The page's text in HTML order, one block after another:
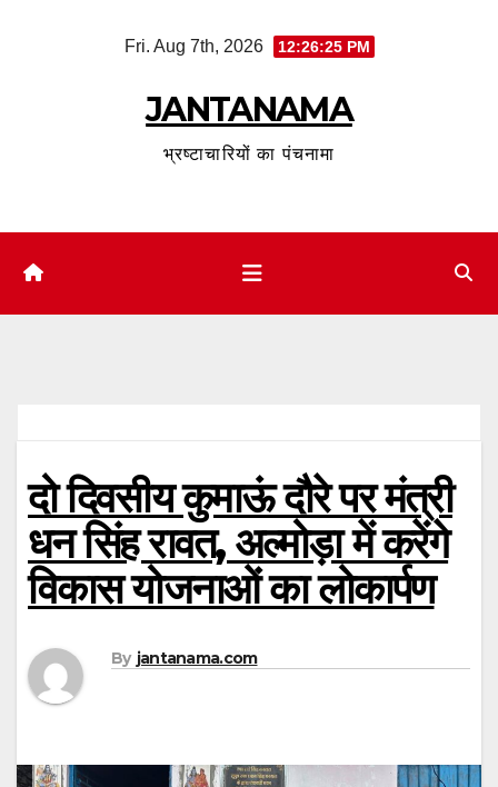
Fri. Aug 7th, 2026 12:26:26 PM
JANTANAMA
भ्रष्टाचारियों का पंचनामा
दो दिवसीय कुमाऊं दौरे पर मंत्री
धन सिंह रावत, अल्मोड़ा में करेंगे
विकास योजनाओं का लोकार्पण
By jantanama.com